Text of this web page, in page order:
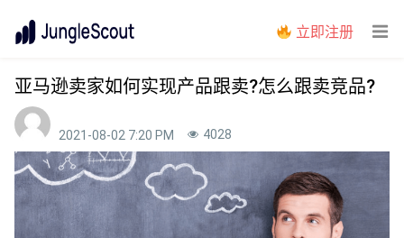
立即注册
亚马逊卖家如何实现产品跟卖?怎么跟卖竞品?
2021-08-02 7:20 PM 4028